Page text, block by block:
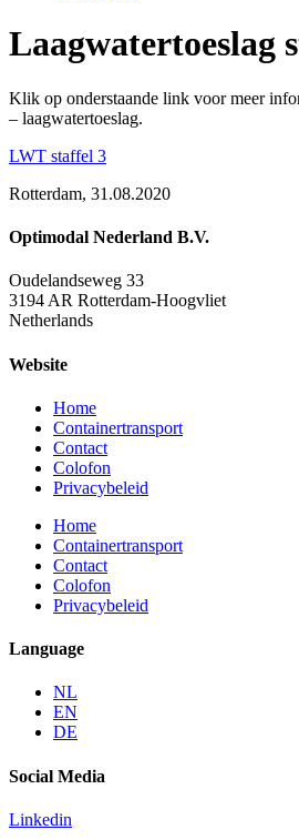
Laagwatertoeslag
Klik op onderstaande link voor meer
– laagwatertoeslag.
LWT staffel 3
Rotterdam, 31.08.2020
Optimodal Nederland B.V.
Oudelandseweg 33
3194 AR Rotterdam-Hoogvliet
Netherlands
Website
Home
Containertransport
Contact
Colofon
Privacybeleid
Home
Containertransport
Contact
Colofon
Privacybeleid
Language
NL
EN
DE
Social Media
Linkedin